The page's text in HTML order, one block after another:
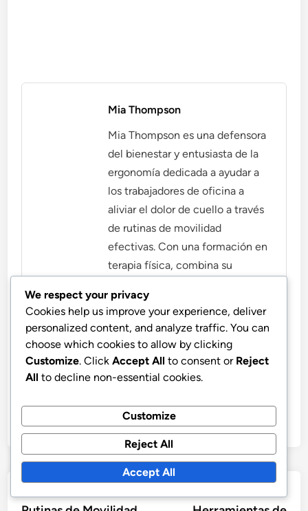
Mia Thompson
Mia Thompson es una defensora
del bienestar y entusiasta de la
ergonomía dedicada a ayudar a
los trabajadores de oficina a
aliviar el dolor de cuello a través
de rutinas de movilidad
efectivas. Con una formación en
terapia física, combina su
prácticos para crear un espacio
de trabajo más saludable para
todos.
More by Mia Thompson
Post
Next Article
We respect your privacy
Cookies help us improve your experience, deliver
personalized content, and analyze traffic. You can
choose which cookies to allow by clicking
Customize. Click Accept All to consent or Reject
All to decline non-essential cookies.
Customize
Reject All
Accept All